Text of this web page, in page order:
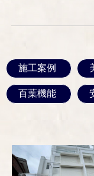
施工案例
百葉機能